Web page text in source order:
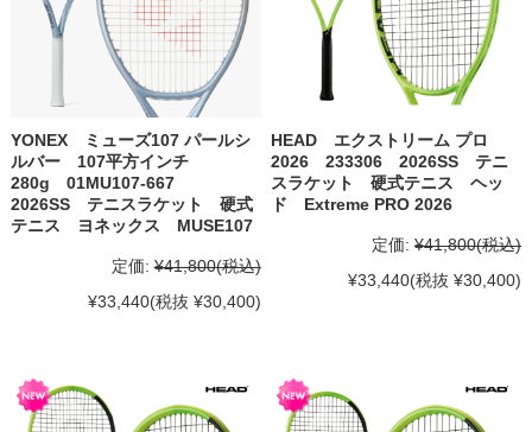
YONEX ミューズ107 パールシ
ルバー 107平方インチ
280g 01MU107-667
2026SS テニスラケット 硬式
テニス ヨネックス MUSE107
定価: ¥41,800(税込)
¥33,440(税抜 ¥30,400)
HEAD エクストリーム プロ
2026 233306 2026SS テニ
スラケット 硬式テニス ヘッ
ド Extreme PRO 2026
定価: ¥41,800(税込)
¥33,440(税抜 ¥30,400)